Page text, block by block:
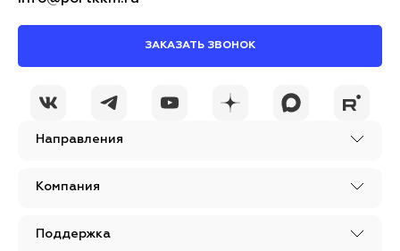
Направления
Компания
Поддержка
ЗАКАЗАТЬ ЗВОНОК